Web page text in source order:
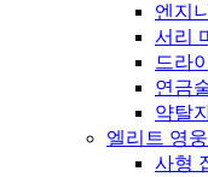
엔지
서리
드라
연금
약탈
엘리트 영웅
사형